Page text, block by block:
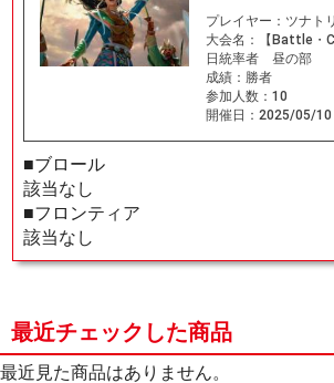
プレイヤー： ツナト
大会名：
【Battle・
日統率者 昼の部
成績： 勝者
参加人数： 10
開催日： 2025/05/10
■ブロール
該当なし
■フロンティア
該当なし
最近チェックした商品
最近見た商品はありません。